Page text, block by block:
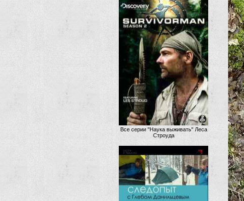
Все серии "Наука выживать" Леса
Строуда